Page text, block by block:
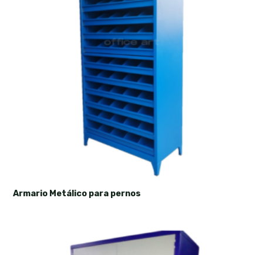
Armario Metálico para pernos